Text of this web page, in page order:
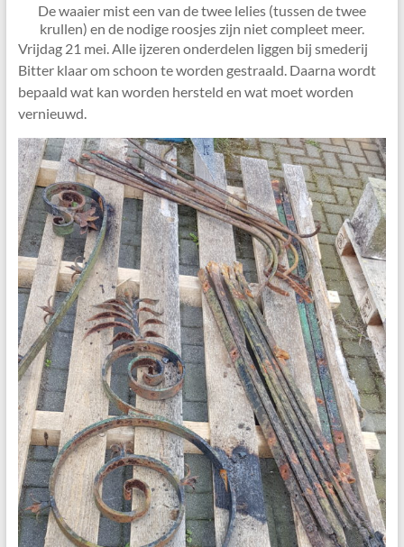
De waaier mist een van de twee lelies (tussen de twee
krullen) en de nodige roosjes zijn niet compleet meer.
Vrijdag 21 mei. Alle ijzeren onderdelen liggen bij smederij
Bitter klaar om schoon te worden gestraald. Daarna wordt
bepaald wat kan worden hersteld en wat moet worden
vernieuwd.